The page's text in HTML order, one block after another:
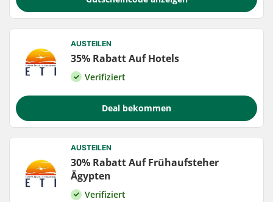
AUSTEILEN
35% Rabatt Auf Hotels
Verifiziert
Deal bekommen
AUSTEILEN
30% Rabatt Auf Frühaufsteher
Ägypten
Verifiziert